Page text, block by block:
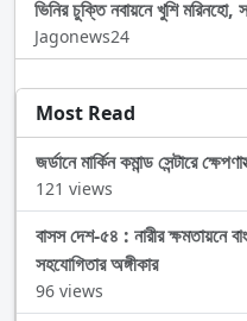
ভিনির চুক্তি নবায়নে খুশি মরিনহো,
Jagonews24
Most Read
জর্ডানে মার্কিন কমান্ড সেন্টারে
121 views
বাসস দেশ-৫৪ : নারীর ক্ষমতায়নে
সহযোগিতার অঙ্গীকার
96 views